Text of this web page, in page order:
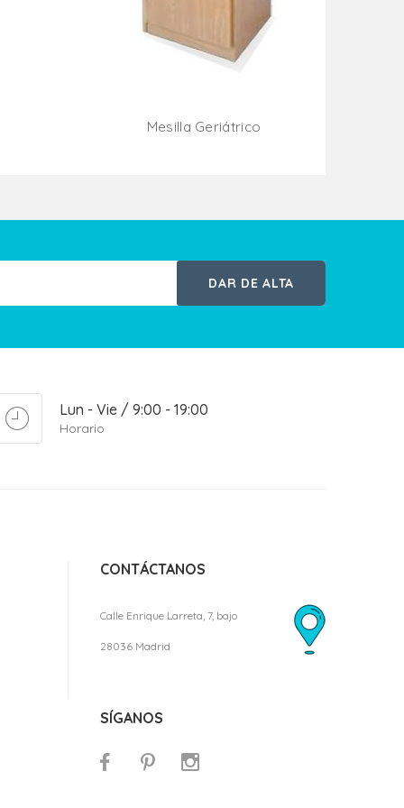
Mesilla Geriátrico
DAR DE ALTA
Lun - Vie / 9:00 - 19:00
Horario
CONTÁCTANOS
Calle Enrique Larreta, 7, bajo
28036 Madrid
SÍGANOS